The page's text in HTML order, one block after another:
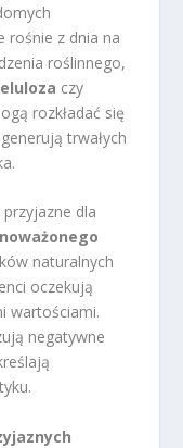
rośnie z dnia na
roślinnego,
czy
rozkładać się
trwałych
przyjazne dla
naturalnych
oczekują
wartościami.
negatywne